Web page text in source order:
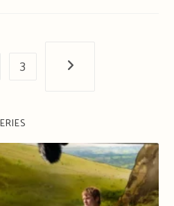
3 Próxima página